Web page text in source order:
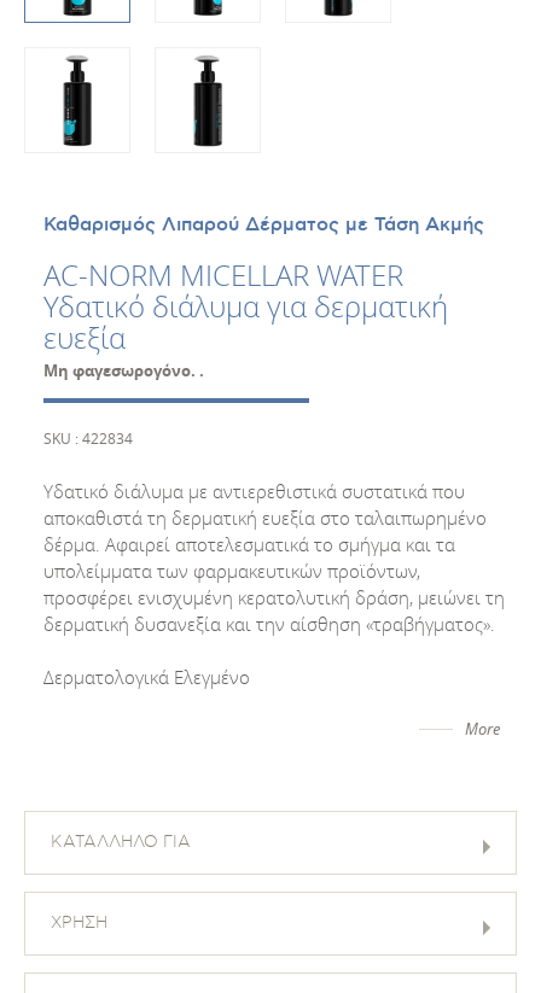
Καθαρισμός Λιπαρού Δέρματος με Τάση Ακμής
AC-NORM MICELLAR WATER
Υδατικό διάλυμα για δερματική
ευεξία
Μη φαγεσωρογόνο. .
SKU : 422834
Υδατικό διάλυμα με αντιερεθιστικά συστατικά που
αποκαθιστά τη δερματική ευεξία στο ταλαιπωρημένο
δέρμα. Αφαιρεί αποτελεσματικά το σμήγμα και τα
υπολείμματα των φαρμακευτικών προϊόντων,
προσφέρει ενισχυμένη κερατολυτική δράση, μειώνει τη
δερματική δυσανεξία και την αίσθηση «τραβήγματος».
Δερματολογικά Ελεγμένο
More
ΚΑΤΑΛΛΗΛΟ ΓΙΑ
ΧΡΗΣΗ